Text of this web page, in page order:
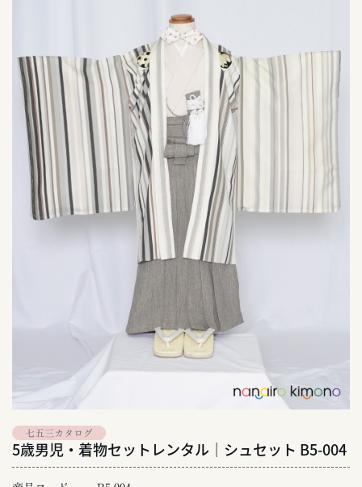
七五三カタログ
5歳男児・着物セットレンタル｜シュセット B5-004